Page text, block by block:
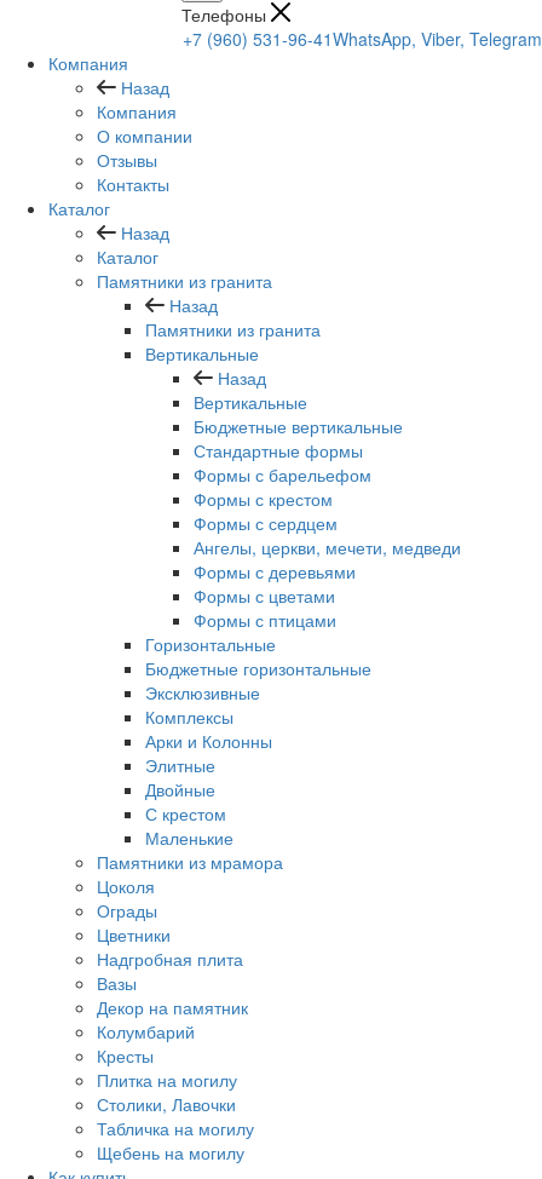
Телефоны
+7 (960) 531-96-41WhatsApp, Viber, Telegram
Компания
Назад
Компания
О компании
Отзывы
Контакты
Каталог
Назад
Каталог
Памятники из гранита
Назад
Памятники из гранита
Вертикальные
Назад
Вертикальные
Бюджетные вертикальные
Стандартные формы
Формы с барельефом
Формы с крестом
Формы с сердцем
Ангелы, церкви, мечети, медведи
Формы с деревьями
Формы с цветами
Формы с птицами
Горизонтальные
Бюджетные горизонтальные
Эксклюзивные
Комплексы
Арки и Колонны
Элитные
Двойные
С крестом
Маленькие
Памятники из мрамора
Цоколя
Ограды
Цветники
Надгробная плита
Вазы
Декор на памятник
Колумбарий
Кресты
Плитка на могилу
Столики, Лавочки
Табличка на могилу
Щебень на могилу